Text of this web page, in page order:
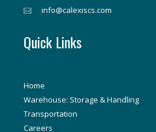
info@calexiscs.com
Quick Links
Home
Warehouse: Storage & Handling
Transportation
Careers